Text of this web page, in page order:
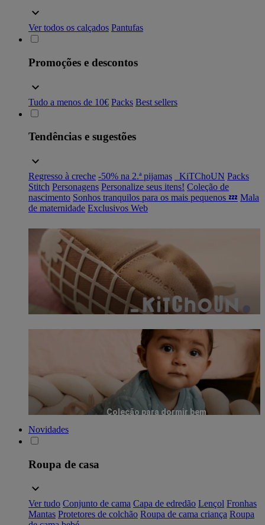
Ver todos os calçados Pantufas
Promoções e descontos
Tudo a menos de 10€ Packs Best sellers
Tendências e sugestões
Regresso à creche -50% na 2.ª pijamas _KiTChoUN Packs
Stitch Personagens Personalize seus itens! Coleção de
nascimento Sonhos tranquilos para os mais pequenos 💤 Mala
de maternidade Exclusivos Web
Coleção para dormir bem
Novidades
Roupa de casa
Ver tudo Conjunto de cama Capa de edredão Lençol Fronhas
Mantas Protetores de colchão Roupa de cama criança Roupa